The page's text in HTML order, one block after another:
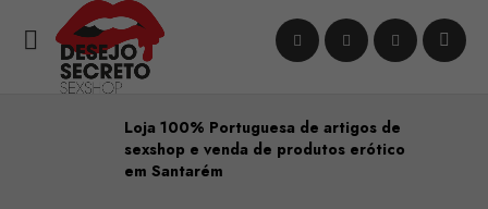

Loja 100% Portuguesa de artigos de
sexshop e venda de produtos erótico
em Santarém